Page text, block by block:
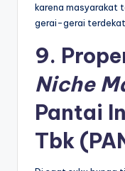
karena masyarakat
gerai-gerai terdekat.
9.
Niche
Pantai
Tbk